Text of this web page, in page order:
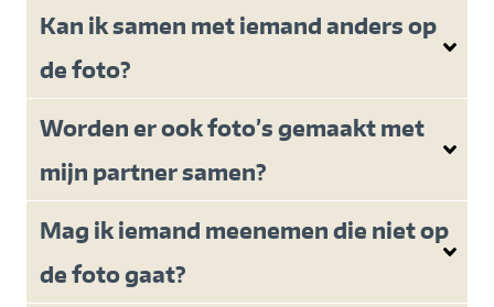
Kan ik samen met iemand anders op
de foto?
Worden er ook foto’s gemaakt met
mijn partner samen?
Mag ik iemand meenemen die niet op
de foto gaat?